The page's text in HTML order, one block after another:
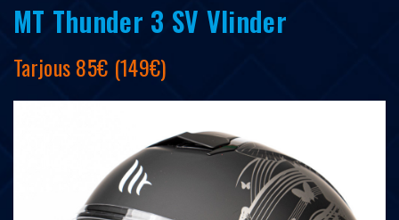
MT Thunder 3 SV Vlinder
Tarjous 85€ (149€)